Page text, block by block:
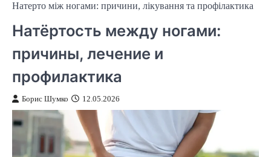
Натерто між ногами: причини, лікування та профілактика
Натёртость между ногами:
причины, лечение и
профилактика
Борис Шумко 12.05.2026